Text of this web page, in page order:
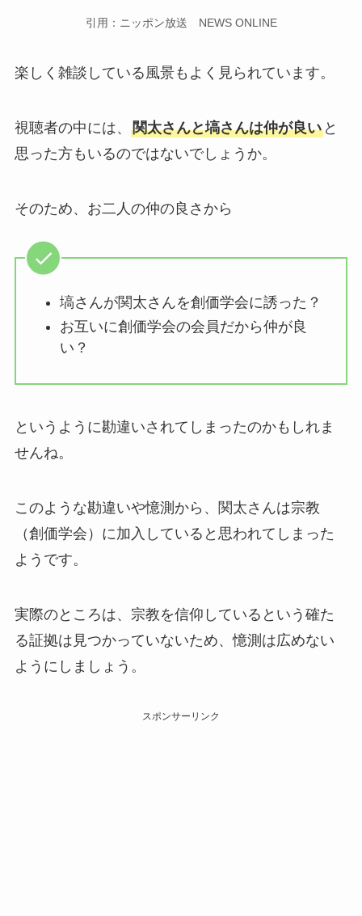
引用：ニッポン放送 NEWS ONLINE
楽しく雑談している風景もよく見られています。
視聴者の中には、 関太さんと塙さんは仲が良いと
思った方もいるのではないでしょうか。
そのため、お二人の仲の良さから
塙さんが関太さんを創価学会に誘った？
お互いに創価学会の会員だから仲が良
い？
というように勘違いされてしまったのかもしれま
せんね。
このような勘違いや憶測から、関太さんは宗教
（創価学会）に加入していると思われてしまった
ようです。
実際のところは、宗教を信仰しているという確た
る証拠は見つかっていないため、憶測は広めない
ようにしましょう。
スポンサーリンク